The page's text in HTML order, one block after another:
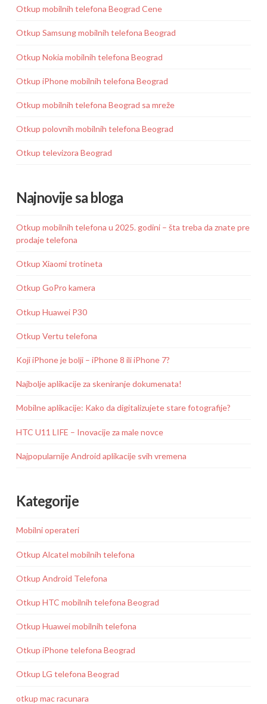
Otkup mobilnih telefona Beograd Cene
Otkup Samsung mobilnih telefona Beograd
Otkup Nokia mobilnih telefona Beograd
Otkup iPhone mobilnih telefona Beograd
Otkup mobilnih telefona Beograd sa mreže
Otkup polovnih mobilnih telefona Beograd
Otkup televizora Beograd
Najnovije sa bloga
Otkup mobilnih telefona u 2025. godini – šta treba da znate pre
prodaje telefona
Otkup Xiaomi trotineta
Otkup GoPro kamera
Otkup Huawei P30
Otkup Vertu telefona
Koji iPhone je bolji – iPhone 8 ili iPhone 7?
Najbolje aplikacije za skeniranje dokumenata!
Mobilne aplikacije: Kako da digitalizujete stare fotografije?
HTC U11 LIFE – Inovacije za male novce
Najpopularnije Android aplikacije svih vremena
Kategorije
Mobilni operateri
Otkup Alcatel mobilnih telefona
Otkup Android Telefona
Otkup HTC mobilnih telefona Beograd
Otkup Huawei mobilnih telefona
Otkup iPhone telefona Beograd
Otkup LG telefona Beograd
otkup mac racunara